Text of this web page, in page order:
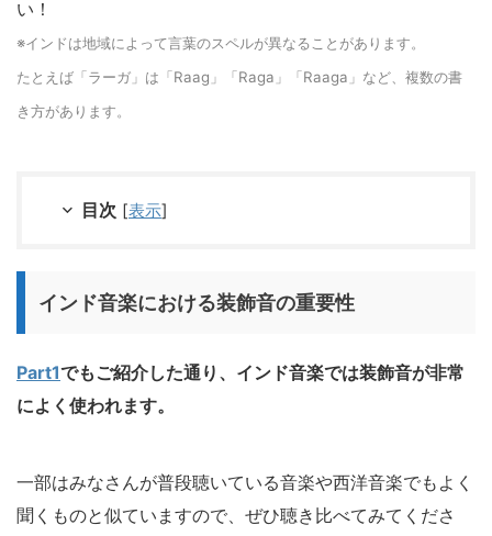
い！
※インドは地域によって言葉のスペルが異なることがあります。
たとえば「ラーガ」は「Raag」「Raga」「Raaga」など、複数の書
き方があります。
目次 [表示]
インド音楽における装飾音の重要性
Part1でもご紹介した通り、インド音楽では装飾音が非常
によく使われます。
一部はみなさんが普段聴いている音楽や西洋音楽でもよく
聞くものと似ていますので、ぜひ聴き比べてみてくださ